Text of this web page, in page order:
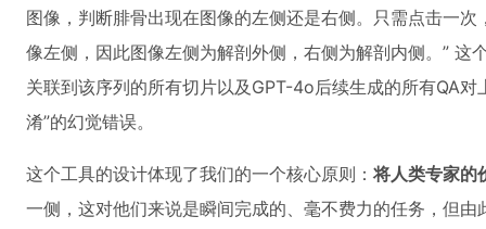
图像，判断腓骨出现在图像的左侧还是右侧。只需点击一
像左侧，因此图像左侧为解剖外侧，右侧为解剖内侧。” 这
关联到该序列的所有切片以及GPT-4o后续生成的所有QA
淆”的幻觉错误。
这个工具的设计体现了我们的一个核心原则：将人类专家的
一侧，这对他们来说是瞬间完成的、毫不费力的任务，但